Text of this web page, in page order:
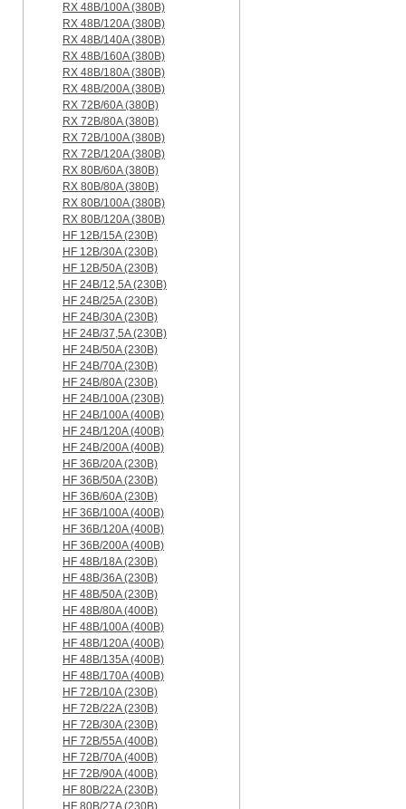
RX 48B/100A (380B)
RX 48B/120A (380B)
RX 48B/140A (380B)
RX 48B/160A (380B)
RX 48B/180A (380B)
RX 48B/200A (380B)
RX 72B/60A (380B)
RX 72B/80A (380B)
RX 72B/100A (380B)
RX 72B/120A (380B)
RX 80B/60A (380B)
RX 80B/80A (380B)
RX 80B/100A (380B)
RX 80B/120A (380B)
HF 12B/15A (230B)
HF 12B/30A (230B)
HF 12B/50A (230B)
HF 24B/12,5A (230B)
HF 24B/25A (230B)
HF 24B/30A (230B)
HF 24B/37,5A (230B)
HF 24B/50A (230B)
HF 24B/70A (230B)
HF 24B/80A (230B)
HF 24B/100A (230B)
HF 24B/100A (400B)
HF 24B/120A (400B)
HF 24B/200A (400B)
HF 36B/20A (230B)
HF 36B/50A (230B)
HF 36B/60A (230B)
HF 36B/100A (400B)
HF 36B/120A (400B)
HF 36B/200A (400B)
HF 48B/18A (230B)
HF 48B/36A (230B)
HF 48B/50A (230B)
HF 48B/80A (400B)
HF 48B/100A (400B)
HF 48B/120A (400B)
HF 48B/135A (400B)
HF 48B/170A (400B)
HF 72B/10A (230B)
HF 72B/22A (230B)
HF 72B/30A (230B)
HF 72B/55A (400B)
HF 72B/70A (400B)
HF 72B/90A (400B)
HF 80B/22A (230B)